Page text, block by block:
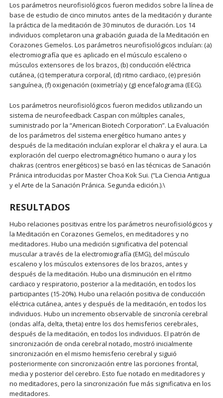
Los parámetros neurofisiológicos fueron medidos sobre la línea de
base de estudio de cinco minutos antes de la meditación y durante
la práctica de la meditación de 30 minutos de duración. Los 14
individuos completaron una grabación guiada de la Meditación en
Corazones Gemelos. Los parámetros neurofisiológicos incluían: (a)
electromiografía que es aplicado en el músculo escaleno o
músculos extensores de los brazos, (b) conducción eléctrica
cutánea, (c) temperatura corporal, (d) ritmo cardiaco, (e) presión
sanguínea, (f) oxigenación (oximetría) y (g) encefalograma (EEG).
Los parámetros neurofisiológicos fueron medidos utilizando un
sistema de neurofeedback Caspan con múltiples canales,
suministrado por la “American Biotech Corporation”. La Evaluación
de los parámetros del sistema energético humano antes y
después de la meditación incluían explorar el chakra y el aura. La
exploración del cuerpo electromagnético humano o aura y los
chakras (centros energéticos) se basó en las técnicas de Sanación
Pránica introducidas por Master Choa Kok Sui. (“La Ciencia Antigua
y el Arte de la Sanación Pránica. Segunda edición.).\
RESULTADOS
Hubo relaciones positivas entre los parámetros neurofisiológicos y
la Meditación en Corazones Gemelos, en meditadores y no
meditadores. Hubo una medición significativa del potencial
muscular a través de la electromiografía (EMG), del músculo
escaleno y los músculos extensores de los brazos, antes y
después de la meditación. Hubo una disminución en el ritmo
cardiaco y respiratorio, posterior a la meditación, en todos los
participantes (15-20%). Hubo una relación positiva de conducción
eléctrica cutánea, antes y después de la meditación, en todos los
individuos. Hubo un incremento observable de sincronía cerebral
(ondas alfa, delta, theta) entre los dos hemisferios cerebrales,
después de la meditación, en todos los individuos. El patrón de
sincronización de onda cerebral notado, mostró inicialmente
sincronización en el mismo hemisferio cerebral y siguió
posteriormente con sincronización entre las porciones frontal,
media y posterior del cerebro. Esto fue notado en meditadores y
no meditadores, pero la sincronización fue más significativa en los
meditadores.